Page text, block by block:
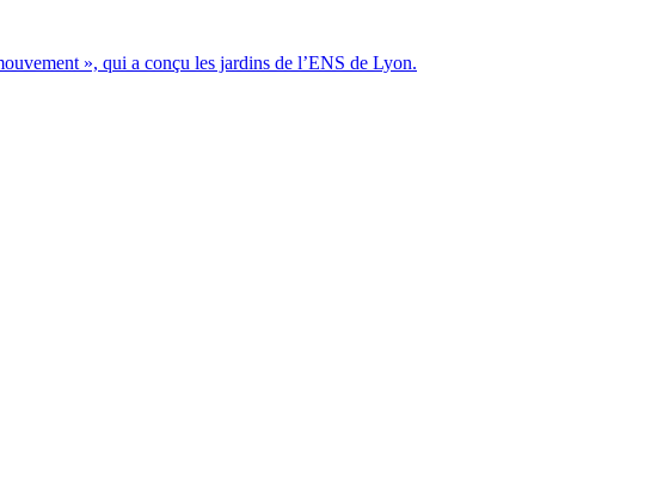
», qui a conçu les jardins de l’ENS de Lyon.